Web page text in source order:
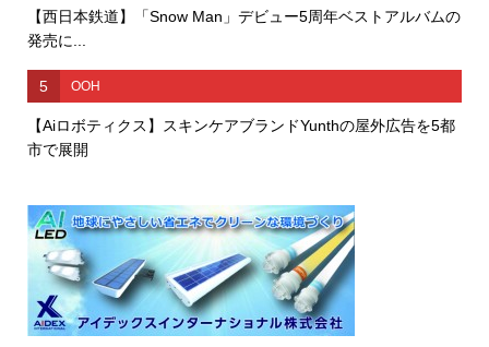
【西日本鉄道】「Snow Man」デビュー5周年ベストアルバムの
発売に...
5 OOH
【Aiロボティクス】スキンケアブランドYunthの屋外広告を5都
市で展開